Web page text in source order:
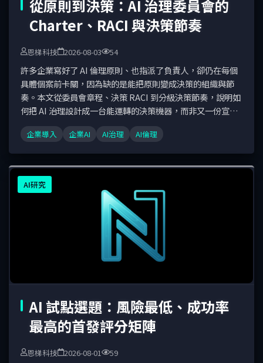
從原則到決策：AI 治理委員會的
Charter、RACI 與決策節奏
恩梯科技 2026-08-03 54
許多企業寫好了 AI 倫理原則、也指派了負責人，卻仍在每個
具體個案前卡關，因為缺的是能把原則變成決策的組織與節
奏。本文從委員會章程、決策 RACI 到分級決策節奏，說明如
何把 AI 治理設計成一台能運轉的決策機器，而非又一份宣
企業導入 企業AI AI治理 AI倫理
AI研究
AI 試點選題：風險最低、成功率
最高的首發評分矩陣
恩梯科技 2026-08-01 59